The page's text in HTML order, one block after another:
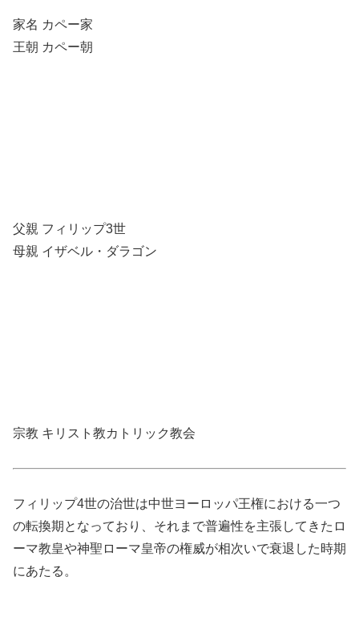
家名 カペー家
王朝 カペー朝
父親 フィリップ3世
母親 イザベル・ダラゴン
宗教 キリスト教カトリック教会
フィリップ4世の治世は中世ヨーロッパ王権における一つ
の転換期となっており、それまで普遍性を主張してきたロ
ーマ教皇や神聖ローマ皇帝の権威が相次いで衰退した時期
にあたる。